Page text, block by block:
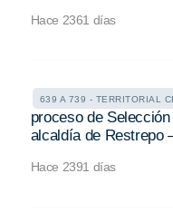
Hace 2361 días
639 A 739 - TERRITORIAL
proceso de
alcaldía de Restrepo
Hace 2391 días